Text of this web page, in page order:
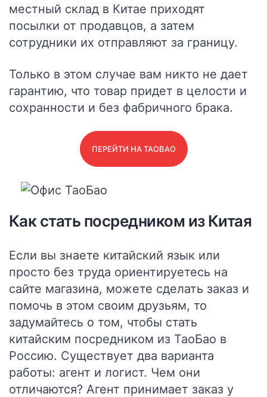
местный склад в Китае приходят
посылки от продавцов, а затем
сотрудники их отправляют за границу.
Только в этом случае вам никто не дает
гарантию, что товар придет в целости и
сохранности и без фабричного брака.
ПЕРЕЙТИ НА TAOBAO
Как стать посредником из Китая
Если вы знаете китайский язык или
просто без труда ориентируетесь на
сайте магазина, можете сделать заказ и
помочь в этом своим друзьям, то
задумайтесь о том, чтобы стать
китайским посредником из ТаоБао в
Россию. Существует два варианта
работы: агент и логист. Чем они
отличаются? Агент принимает заказ у